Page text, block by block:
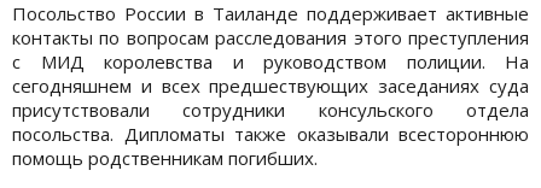
Посольство России в Таиланде поддерживает активные
контакты по вопросам расследования этого преступления
с МИД королевства и руководством полиции. На
сегодняшнем и всех предшествующих заседаниях суда
присутствовали сотрудники консульского отдела
посольства. Дипломаты также оказывали всестороннюю
помощь родственникам погибших.